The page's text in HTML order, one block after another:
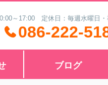
～17:00 定休日：毎週水曜日・
086-222-
ブログ